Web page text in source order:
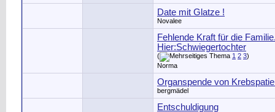
Date mit Glatze !
Novalee
Fehlende Kraft für die
Hier:Schwiegertochter
( 1 2 3)
Norma
Organspende von
bergmädel
Entschuldigung